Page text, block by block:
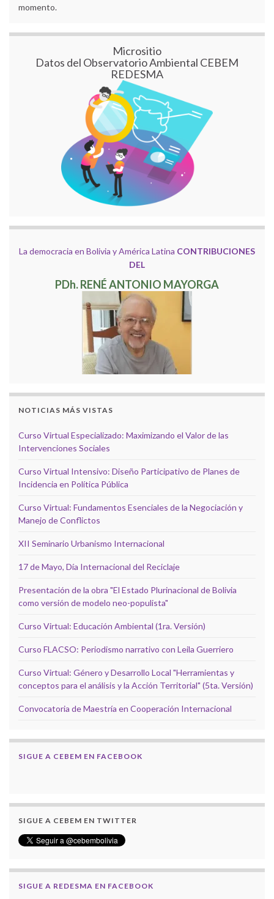
momento.
Micrositio
Datos del Observatorio Ambiental CEBEM
REDESMA
La democracia en Bolivia y América Latina CONTRIBUCIONES
DEL
PDh. RENÉ ANTONIO MAYORGA
NOTICIAS MÁS VISTAS
Curso Virtual Especializado: Maximizando el Valor de las
Intervenciones Sociales
Curso Virtual Intensivo: Diseño Participativo de Planes de
Incidencia en Política Pública
Curso Virtual: Fundamentos Esenciales de la Negociación y
Manejo de Conflictos
XII Seminario Urbanismo Internacional
17 de Mayo, Día Internacional del Reciclaje
Presentación de la obra "El Estado Plurinacional de Bolivia
como versión de modelo neo-populista"
Curso Virtual: Educación Ambiental (1ra. Versión)
Curso FLACSO: Periodismo narrativo con Leila Guerriero
Curso Virtual: Género y Desarrollo Local "Herramientas y
conceptos para el análisis y la Acción Territorial" (5ta. Versión)
Convocatoria de Maestría en Cooperación Internacional
SIGUE A CEBEM EN FACEBOOK
SIGUE A CEBEM EN TWITTER
SIGUE A REDESMA EN FACEBOOK